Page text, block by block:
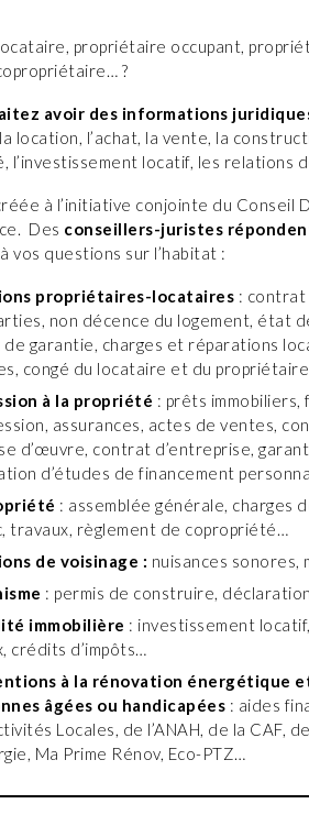
propriétaire occupant,
?
avoir des informations
location, l’achat, la vente, la
l’investissement locatif, les relations
à l’initiative conjointe du Conseil
Des conseillers-juristes
vos questions sur l’habitat :
propriétaires-locataires : contrat
non décence du logement, état
garantie, charges et réparations
congé du locataire et du
à la propriété : prêts
assurances, actes de ventes,
d’œuvre, contrat d’entreprise,
d’études de financement
: assemblée générale, charges
travaux, règlement de copropriété…
de voisinage : nuisances
: permis de construire,
immobilière : investissement
crédits d’impôts…
à la rénovation énergétique
âgées ou handicapées : aides
Locales, de l’ANAH, de la CAF,
Ma Prime Rénov, Eco-PTZ…